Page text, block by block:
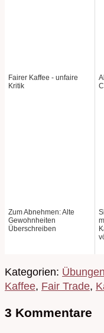
Fairer Kaffee - unfaire
Kritik
Zum Abnehmen: Alte
Gewohnheiten
Überschreiben
Kategorien: Übungen
Kaffee, Fair Trade,
3 Kommentare